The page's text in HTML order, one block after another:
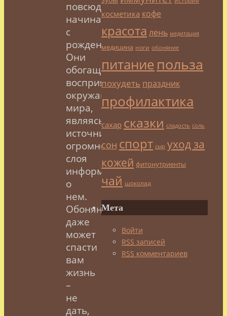
повсюду,
начиная
с
рождения.
Они
обогащают
восприятие
окружающего
мира,
являясь
источником
огромного
слоя
информации
о
нем.
Обоняние
даже
может
спасти
вам
жизнь
–
не
дать,
косметика кофе
красота лень медитация
медицина ноги обоняние
питание польза
похудеть праздник
профилактика
сахар сказки сладость соль
сон спорт сыр уход за
кожей фитонутриенты
чай шоколад
Мета
Войти
RSS записей
RSS комментариев